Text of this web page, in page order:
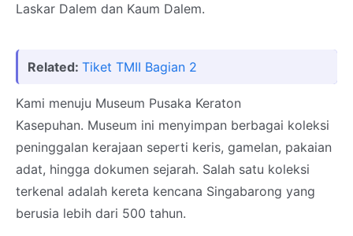
Laskar Dalem dan Kaum Dalem.
Related: Tiket TMII Bagian 2
Kami menuju Museum Pusaka Keraton
Kasepuhan. Museum ini menyimpan berbagai koleksi
peninggalan kerajaan seperti keris, gamelan, pakaian
adat, hingga dokumen sejarah. Salah satu koleksi
terkenal adalah kereta kencana Singabarong yang
berusia lebih dari 500 tahun.